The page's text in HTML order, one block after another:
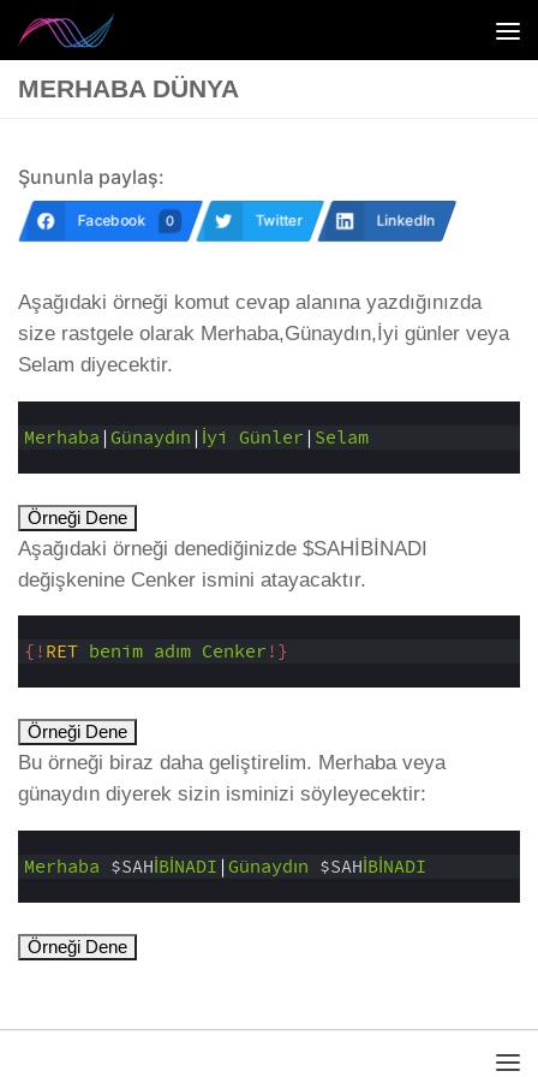
Skip to content
MERHABA DÜNYA
Şununla paylaş:
Facebook 0 Twitter LinkedIn
Aşağıdaki örneği komut cevap alanına yazdığınızda
size rastgele olarak Merhaba,Günaydın,İyi günler veya
Selam diyecektir.
Merhaba |Günaydın | İyi Günler | Selam
Örneği Dene
Aşağıdaki örneği denediğinizde $SAHİBİNADI
değişkenine Cenker ismini atayacaktır.
{!RET benim adım Cenker!}
Örneği Dene
Bu örneği biraz daha geliştirelim. Merhaba veya
günaydın diyerek sizin isminizi söyleyecektir:
Merhaba $SAHİBİNADI |Günaydın $SAHİBİNADI
Örneği Dene